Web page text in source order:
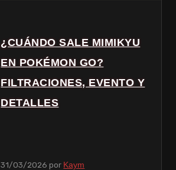
¿CUÁNDO SALE MIMIKYU
EN POKÉMON GO?
FILTRACIONES, EVENTO Y
DETALLES
31/03/2026 por Kaym